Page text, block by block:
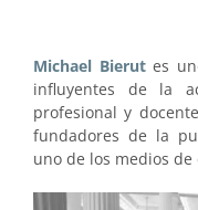
Michael Bierut es
influyentes de la
profesional y
fundadores de la
uno de los medios